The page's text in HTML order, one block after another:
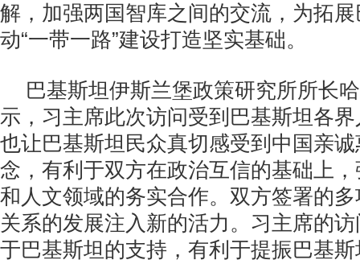
解，加强两国智库之间的交流，为拓
动“一带一路”建设打造坚实基础。
巴基斯坦伊斯兰堡政策研究所所长
示，习主席此次访问受到巴基斯坦各
也让巴基斯坦民众真切感受到中国亲
念，有利于双方在政治互信的基础上
和人文领域的务实合作。双方签署的
关系的发展注入新的活力。习主席的
于巴基斯坦的支持，有利于提振巴基